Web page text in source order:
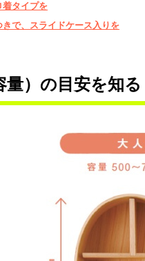
着タイプを
で、スライドケース入りを
量）の目安を知る